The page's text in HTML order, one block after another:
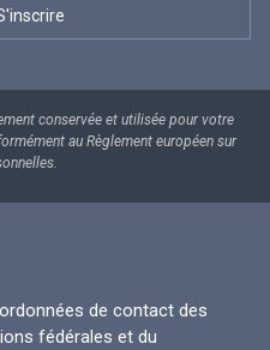
conservée et utilisée pour votre
au Règlement européen sur
de contact des
fédérales et du